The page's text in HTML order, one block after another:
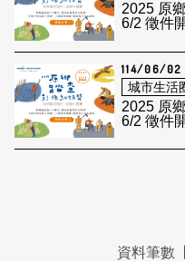
2025 原
6/2 徵件
114/06/02
城市生活
2025 原
6/2 徵件
資料筆數